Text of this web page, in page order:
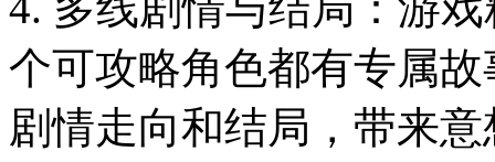
个可攻略角色都有专属
剧情走向和结局，带来